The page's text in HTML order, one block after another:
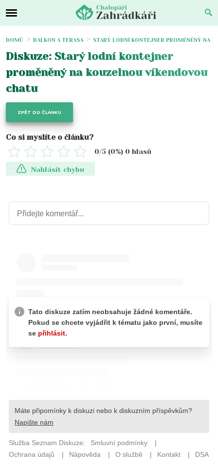
DOMŮ BALKON A TERASA STARÝ LODNÍ KONTEJNER PROMĚNĚNÝ NA
Diskuze: Starý lodní kontejner
proměněný na kouzelnou víkendovou
chatu
ZPĚT DO ČLÁNKU
Co si myslíte o článku?
0/5 (0%) 0 hlasů
Nahlásit chybu